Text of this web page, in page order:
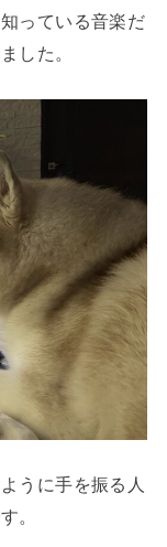
っている音楽だ
した。
うに手を振る人
。